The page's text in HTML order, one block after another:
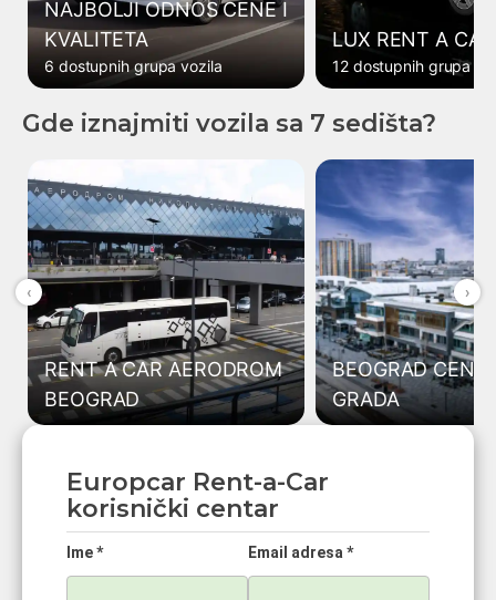
NAJBOLJI ODNOS CENE I
KVALITETA
6 dostupnih grupa vozila
LUX RENT A CAR
12 dostupnih grupa
Gde iznajmiti vozila sa 7 sedišta?
‹
RENT A CAR AERODROM
BEOGRAD
BEOGRAD
GRADA
›
Europcar Rent-a-Car
korisnički centar
Ime * Email adresa *